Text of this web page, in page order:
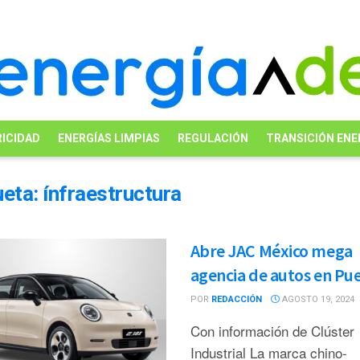
ENERGÍAS LIMPIAS REGULACIÓN TRANSICIÓN
ínfraestructura
Abre JAC México mega
agencia de autos en
POR REDACCIÓN AGOSTO 19, 2024
Con información de Clúster
Industrial La marca chino-